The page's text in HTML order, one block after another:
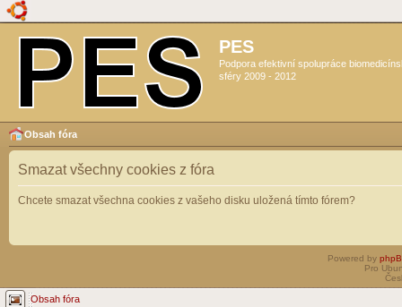
PES
Podpora efektivní spolupráce
sféry 2009 - 2012
Obsah fóra
Smazat všechny cookies z fóra
Chcete smazat všechna cookies z vašeho disku uložená tímto fórem?
Powered by
Pro
Obsah fóra